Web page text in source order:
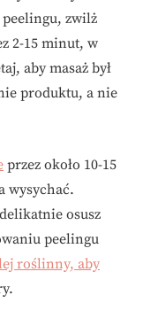
peelingu, zwilż
2-15 minut, w
aby masaż był
produktu, a nie
przez około 10-15
wysychać.
osusz
peelingu
roślinny, aby